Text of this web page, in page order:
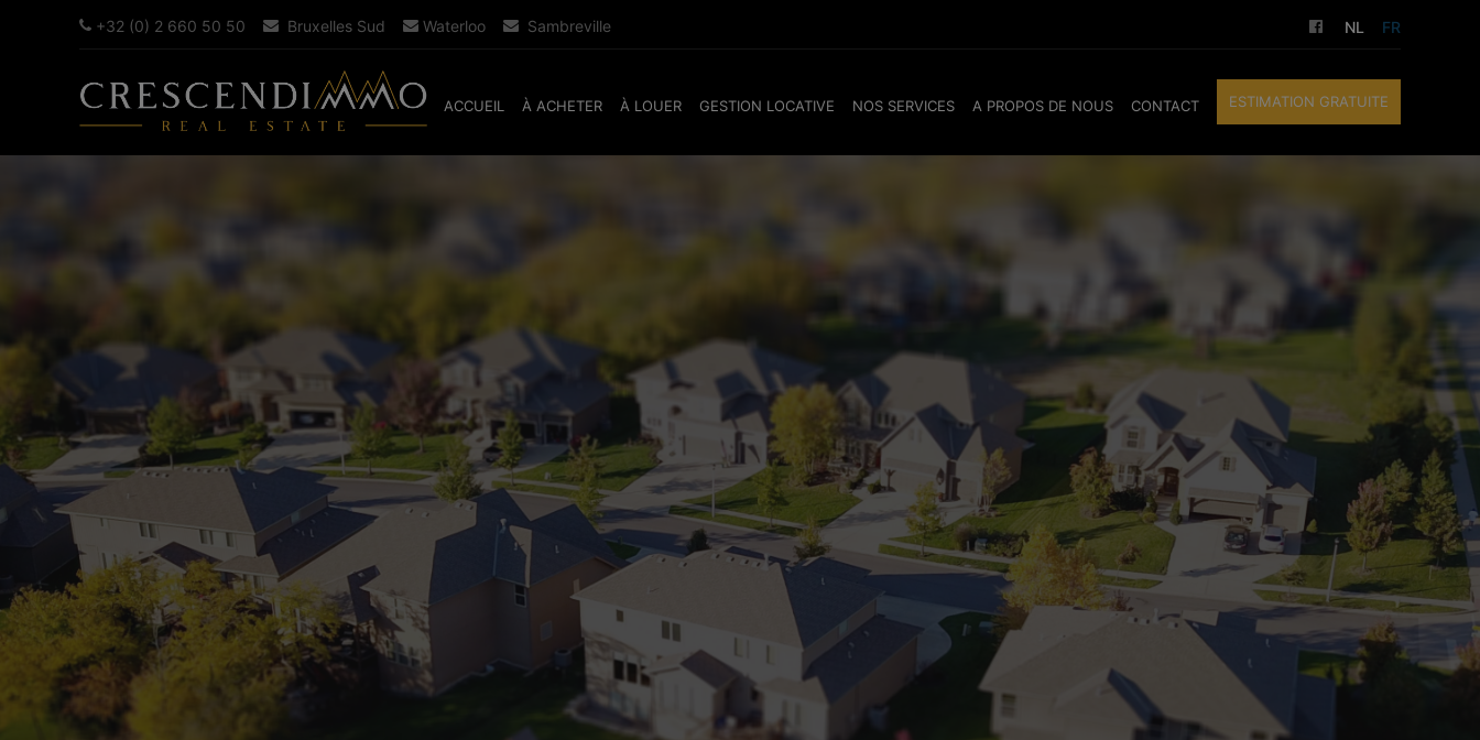
+32 (0) 2 660 50 50 Bruxelles Sud Waterloo Sambreville NL FR
ACCUEIL À ACHETER À LOUER GESTION LOCATIVE NOS SERVICES A PROPOS DE NOUS CONTACT ESTIMATION GRATUITE